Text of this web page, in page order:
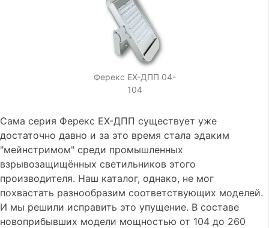
Ферекс EX-ДПП 04-
104
Сама серия Ферекс EX-ДПП существует уже
достаточно давно и за это время стала эдаким
"мейнстримом" среди промышленных
взрывозащищённых светильников этого
производителя. Наш каталог, однако, не мог
похвастать разнообразим соответствующих моделей.
И мы решили исправить это упущение. В составе
новоприбывших модели мощностью от 104 до 260